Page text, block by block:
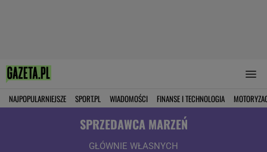
NAJPOPULARNIEJSZE SPORT.PL WIADOMOŚCI FINANSE I TECHNOLOGIA
SPRZEDAWCA MARZEŃ
GŁÓWNIE WŁASNYCH